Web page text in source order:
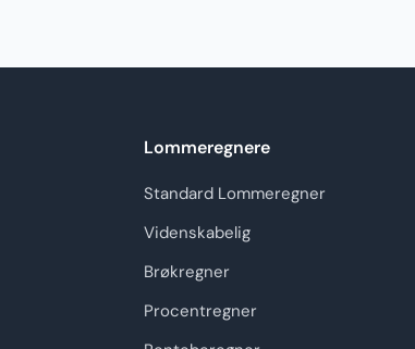
Lommeregnere
Standard Lommeregner
Videnskabelig
Brøkregner
Procentregner